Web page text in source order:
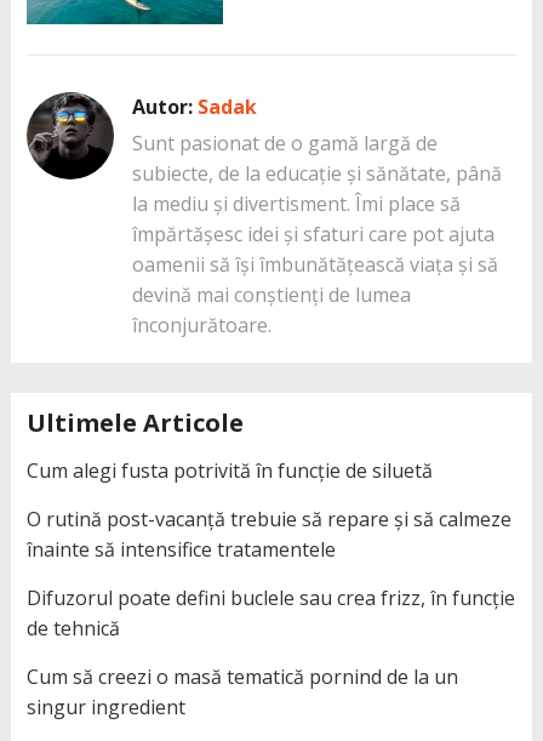
Autor: Sadak
Sunt pasionat de o gamă largă de
subiecte, de la educație și sănătate, până
la mediu și divertisment. Îmi place să
împărtășesc idei și sfaturi care pot ajuta
oamenii să își îmbunătățească viața și să
devină mai conștienți de lumea
înconjurătoare.
Ultimele Articole
Cum alegi fusta potrivită în funcție de siluetă
O rutină post-vacanță trebuie să repare și să calmeze
înainte să intensifice tratamentele
Difuzorul poate defini buclele sau crea frizz, în funcție
de tehnică
Cum să creezi o masă tematică pornind de la un
singur ingredient